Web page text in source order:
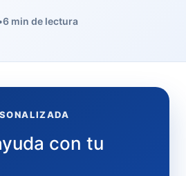
6 min de lectura
con tu